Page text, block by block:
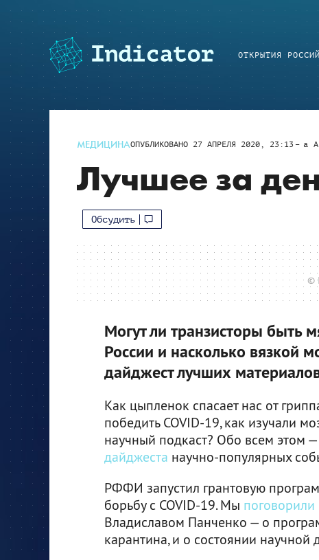
ОТКРЫТИЯ
МЕДИЦИНАОПУБЛИКОВАНО 27 АПРЕЛЯ 2020, 23:13 a A
Лучшее за
Обсудить
©
Могут ли транзисторы быть
России и насколько вязкой
дайджест лучших
Как цыпленок спасает нас от
победить COVID-19, как изучали
научный подкаст? Обо всем этом
дайджеста научно-популярных
РФФИ запустил грантовую
борьбу с COVID-19. Мы поговорили
Владиславом Панченко — о
карантина, и о состоянии научной